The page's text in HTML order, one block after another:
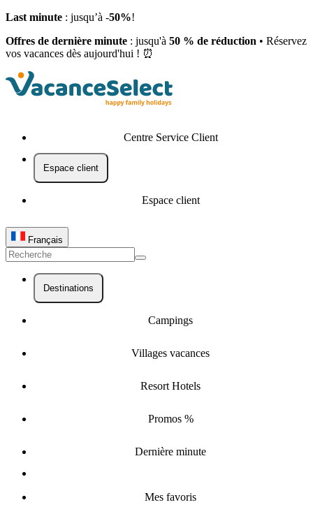
Last minute : jusqu’à -50%!
Offres de dernière minute : jusqu'à 50 % de réduction • Réservez
vos vacances dès aujourd'hui ! ⏰
Centre Service Client
Espace client
Espace client
Français
Destinations
Campings
Villages vacances
Resort Hotels
Promos %
Dernière minute
Mes favoris